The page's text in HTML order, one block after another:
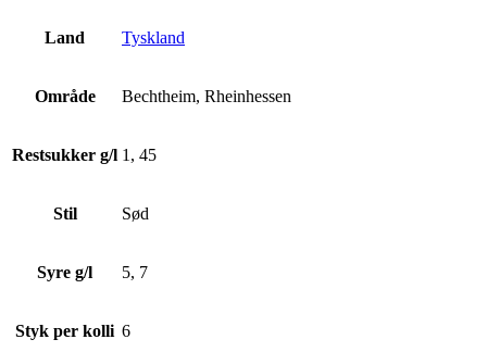
Land Tyskland
Område Bechtheim, Rheinhessen
Restsukker g/l 1, 45
Stil Sød
Syre g/l 5, 7
Styk per kolli 6